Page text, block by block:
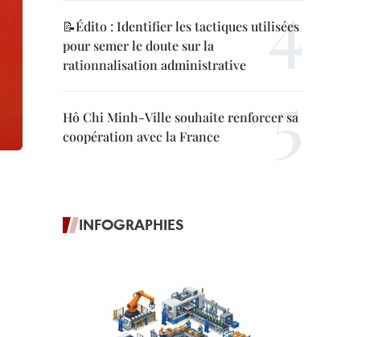
📝Édito : Identifier les tactiques utilisées
pour semer le doute sur la
rationnalisation administrative
Hô Chi Minh-Ville souhaite renforcer sa
coopération avec la France
INFOGRAPHIES